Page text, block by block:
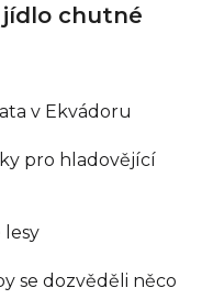
jídlo chutné
v Ekvádoru
pro hladovějící
lesy
se dozvěděli něco